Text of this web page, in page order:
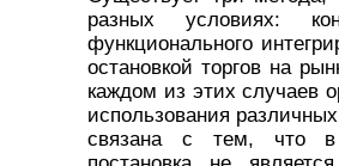
разных условиях:
функционального
остановкой торгов на
каждом из этих случаев
использования
связана с тем, что в